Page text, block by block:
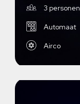
3 personen
Automaat
Airco